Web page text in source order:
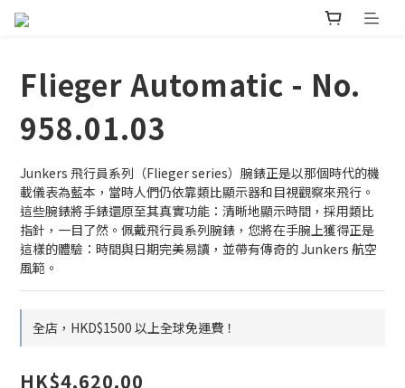
Flieger Automatic - No.
958.01.03
Junkers 飛行員系列（Flieger series）腕錶正是以那個時代的機
載儀表為藍本，當時人們仍依靠類比顯示器和目視觀察來飛行。
這些腕錶將手錶還原至其真實功能：清晰地顯示時間，採用類比
指針，一目了然。佩戴飛行員系列腕錶，您將在手腕上獲得正是
這樣的體驗：時間與日期完美易讀，並帶有傳奇的 Junkers 航空
風範。
全店，HKD$1500 以上全球免運費！
HK$4,620.00